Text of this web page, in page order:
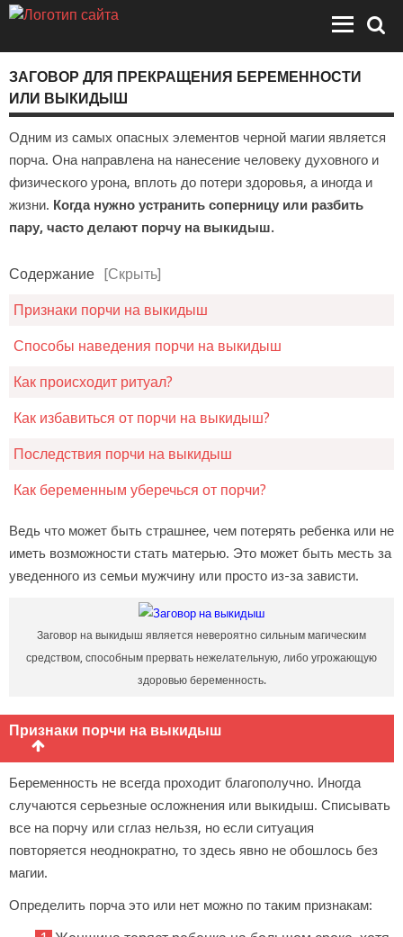
ЗАГОВОР ДЛЯ ПРЕКРАЩЕНИЯ БЕРЕМЕННОСТИ
ИЛИ ВЫКИДЫШ
Одним из самых опасных элементов черной магии является
порча. Она направлена на нанесение человеку духовного и
физического урона, вплоть до потери здоровья, а иногда и
жизни. Когда нужно устранить соперницу или разбить
пару, часто делают порчу на выкидыш.
Содержание [Скрыть]
Признаки порчи на выкидыш
Способы наведения порчи на выкидыш
Как происходит ритуал?
Как избавиться от порчи на выкидыш?
Последствия порчи на выкидыш
Как беременным уберечься от порчи?
Ведь что может быть страшнее, чем потерять ребенка или не
иметь возможности стать матерью. Это может быть месть за
уведенного из семьи мужчину или просто из-за зависти.
Заговор на выкидыш является невероятно сильным магическим
средством, способным прервать нежелательную, либо угрожающую
здоровью беременность.
Признаки порчи на выкидыш
Беременность не всегда проходит благополучно. Иногда
случаются серьезные осложнения или выкидыш. Списывать
все на порчу или сглаз нельзя, но если ситуация
повторяется неоднократно, то здесь явно не обошлось без
магии.
Определить порча это или нет можно по таким признакам: